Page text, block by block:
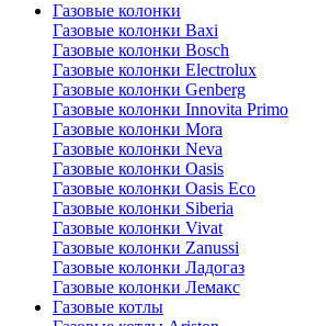
Газовые колонки
Газовые колонки Baxi
Газовые колонки Bosch
Газовые колонки Electrolux
Газовые колонки Genberg
Газовые колонки Innovita Primo
Газовые колонки Mora
Газовые колонки Neva
Газовые колонки Oasis
Газовые колонки Oasis Eco
Газовые колонки Siberia
Газовые колонки Vivat
Газовые колонки Zanussi
Газовые колонки Ладогаз
Газовые колонки Лемакс
Газовые котлы